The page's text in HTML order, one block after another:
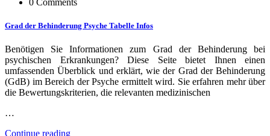
Grad der Behinderung Psyche Tabelle Infos
Benötigen Sie Informationen zum Grad der Behinderung bei
psychischen Erkrankungen? Diese Seite bietet Ihnen einen
umfassenden Überblick und erklärt, wie der Grad der Behinderung
(GdB) im Bereich der Psyche ermittelt wird. Sie erfahren mehr über
die Bewertungskriterien, die relevanten medizinischen
…
Continue reading